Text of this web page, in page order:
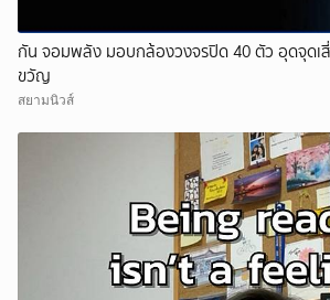
กัน จอมพลัง มอบกล้องวงจรปิด 40 ตัว อุดจุดเ
ขวัญ
สยามนิวส์